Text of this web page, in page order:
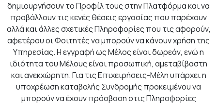
δημιουργήσουν το Προφίλ τους στην Πλατφόρμα και να
προβάλλουν τις κενές θέσεις εργασίας που παρέχουν
αλλά και άλλες σχετικές Πληροφορίες που τις αφορούν,
αφετέρου οι Φοιτητές να μπορούν να κάνουν χρήση της
Υπηρεσίας. Η εγγραφή ως Μέλος είναι δωρεάν, ενώ η
ιδιότητα του Μέλους είναι προσωπική, αμεταβίβαστη
και ανεκχώρητη. Για τις Επιχειρήσεις-Μέλη υπάρχει η
υποχρέωση καταβολής Συνδρομής προκειμένου να
μπορούν να έχουν πρόσβαση στις Πληροφορίες